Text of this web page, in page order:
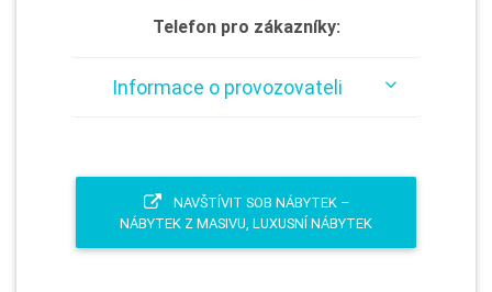
Telefon pro zákazníky:
Informace o provozovateli
NAVŠTÍVIT SOB NÁBYTEK –
NÁBYTEK Z MASIVU, LUXUSNÍ NÁBYTEK